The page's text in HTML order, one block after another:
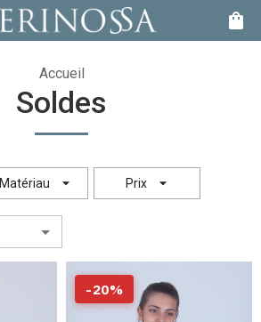
Accueil
Soldes
Matériau Prix
-20%